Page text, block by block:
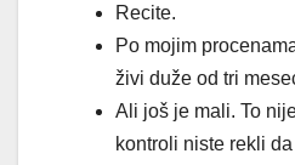
Recite.
Po mojim
živi duže od tri
Ali još je mali. To
kontroli niste rekli